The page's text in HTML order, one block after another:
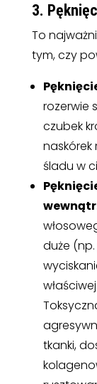
3.
To
tym, czy
rozerwie
czubek
naskórek
śladu w
duże
tkanki,